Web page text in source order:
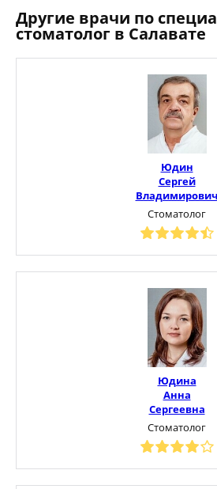
Другие врачи по
стоматолог в Салавате
Юдин
Сергей
Владимирович
Стоматолог
Юдина
Анна
Сергеевна
Стоматолог